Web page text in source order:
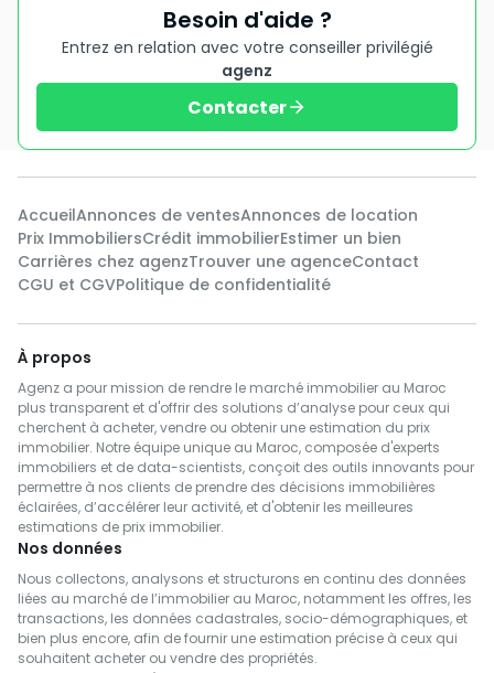
Besoin d'aide ?
Entrez en relation avec votre conseiller privilégié
agenz
Contacter
AccueilAnnonces de ventesAnnonces de location
Prix ImmobiliersCrédit immobilierEstimer un bien
Carrières chez agenzTrouver une agenceContact
CGU et CGVPolitique de confidentialité
À propos
Agenz a pour mission de rendre le marché immobilier au Maroc
plus transparent et d'offrir des solutions d’analyse pour ceux qui
cherchent à acheter, vendre ou obtenir une estimation du prix
immobilier. Notre équipe unique au Maroc, composée d'experts
immobiliers et de data-scientists, conçoit des outils innovants pour
permettre à nos clients de prendre des décisions immobilières
éclairées, d’accélérer leur activité, et d'obtenir les meilleures
estimations de prix immobilier.
Nos données
Nous collectons, analysons et structurons en continu des données
liées au marché de l’immobilier au Maroc, notamment les offres, les
transactions, les données cadastrales, socio-démographiques, et
bien plus encore, afin de fournir une estimation précise à ceux qui
souhaitent acheter ou vendre des propriétés.